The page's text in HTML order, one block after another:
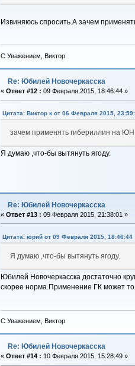
Извиняюсь спросить.А зачем
С Уважением, Виктор
Re: Юбилей Новочеркасска
« Ответ #12 : 09 Февраля 2015, 18:46:44 »
Цитата: Виктор к от 06 Февраля 2015,
зачем применять гибериллин на
Я думаю ,что-бы вытянуть ягоду.
Re: Юбилей Новочеркасска
« Ответ #13 : 09 Февраля 2015, 21:38:01 »
Цитата: юрий от 09 Февраля 2015, 18:46:44
Я думаю ,что-бы вытянуть ягоду.
Юбилей Новочеркасска достаточно
скорее норма.Применение ГК может
С Уважением, Виктор
Re: Юбилей Новочеркасска
« Ответ #14 : 10 Февраля 2015, 15:28:49 »